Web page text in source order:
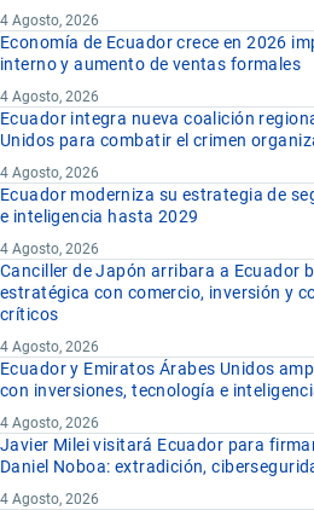
4 Agosto, 2026
Economía de Ecuador crece en 2026
interno y aumento de ventas formales
4 Agosto, 2026
Ecuador integra nueva coalición
Unidos para combatir el crimen
4 Agosto, 2026
Ecuador moderniza su estrategia de
e inteligencia hasta 2029
4 Agosto, 2026
Canciller de Japón arribara a Ecuador
estratégica con comercio, inversión y
críticos
4 Agosto, 2026
Ecuador y Emiratos Árabes Unidos
con inversiones, tecnología e
4 Agosto, 2026
Javier Milei visitará Ecuador para
Daniel Noboa: extradición,
4 Agosto, 2026